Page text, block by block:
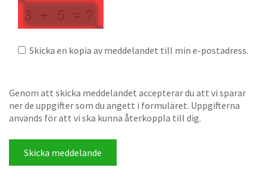
Skicka en kopia av meddelandet till min e-postadress.
Genom att skicka meddelandet accepterar du att vi sparar
ner de uppgifter som du angett i formuläret. Uppgifterna
används för att vi ska kunna återkoppla till dig.